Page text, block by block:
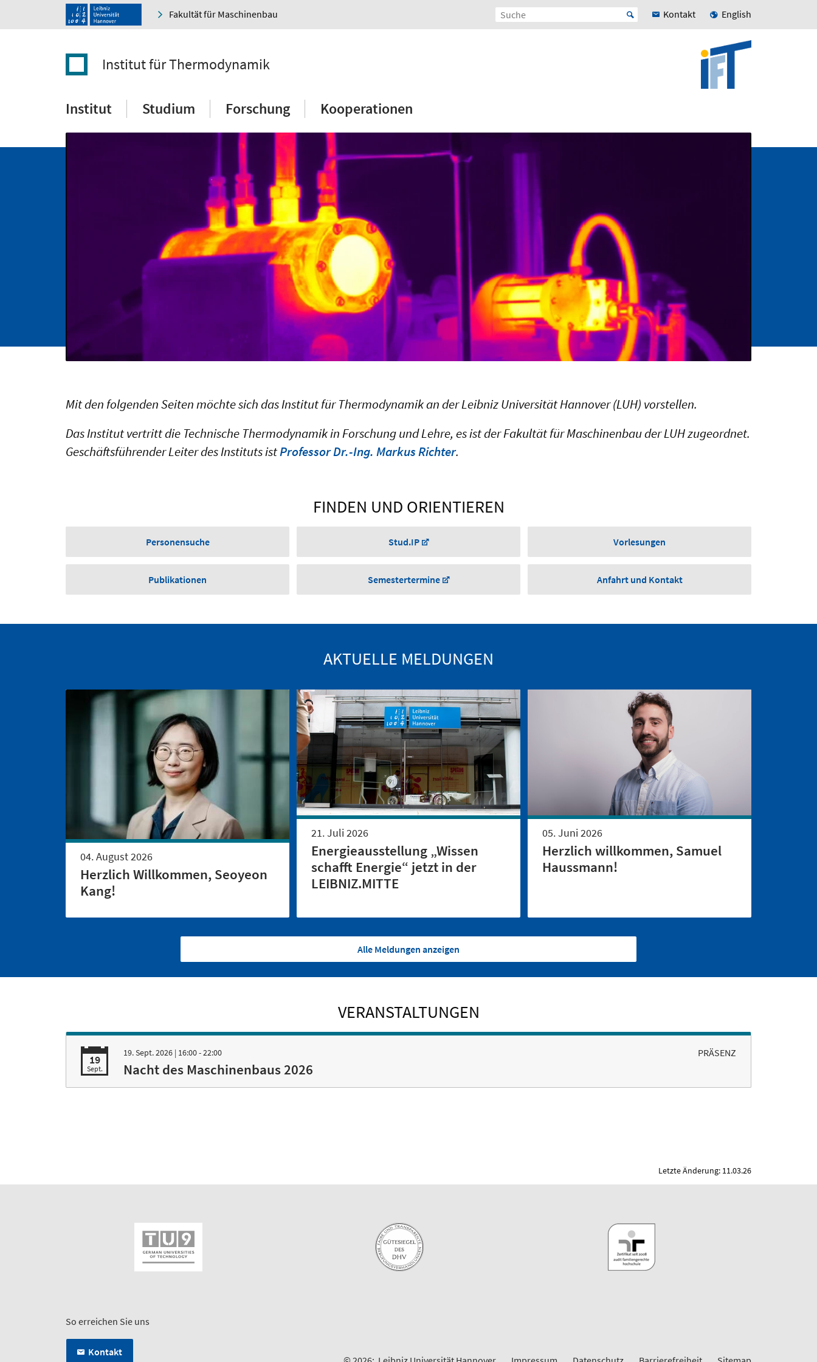
Fakultät für Maschinenbau Kontakt English
Institut für Thermodynamik
Institut Studium Forschung Kooperationen
Mit den folgenden Seiten möchte sich das Institut für Thermodynamik an der Leibniz Universität Hannover (LUH) vorstellen.
Das Institut vertritt die Technische Thermodynamik in Forschung und Lehre, es ist der Fakultät für Maschinenbau der LUH zugeordnet.
Geschäftsführender Leiter des Instituts istProfessor Dr.-Ing. Markus Richter.
FINDEN UND ORIENTIEREN
Personensuche Stud.IP Vorlesungen
Publikationen Semestertermine Anfahrt und Kontakt
AKTUELLE MELDUNGEN
04. August 2026
Herzlich Willkommen, Seoyeon
Kang!
21. Juli 2026
Energieausstellung „Wissen
schafft Energie“ jetzt in der
LEIBNIZ.MITTE
05. Juni 2026
Herzlich willkommen, Samuel
Haussmann!
Alle Meldungen anzeigen
VERANSTALTUNGEN
19
Sept.
19. Sept. 2026 | 16:00 - 22:00 PRÄSENZ
Nacht des Maschinenbaus 2026
Letzte Änderung: 11.03.26
So erreichen Sie uns
Kontakt